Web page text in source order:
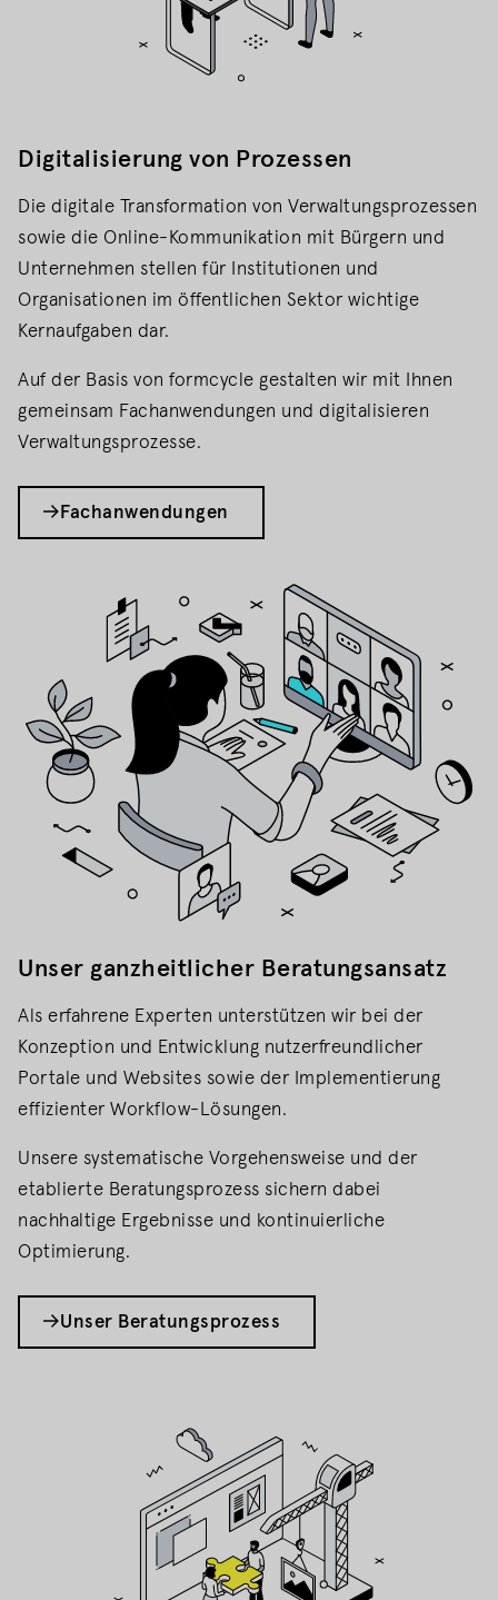
Digitalisierung von Prozessen
Die digitale Transformation von Verwaltungsprozessen
sowie die Online-Kommunikation mit Bürgern und
Unternehmen stellen für Institutionen und
Organisationen im öffentlichen Sektor wichtige
Kernaufgaben dar.
Auf der Basis von formcycle gestalten wir mit Ihnen
gemeinsam Fachanwendungen und digitalisieren
Verwaltungsprozesse.
Fachanwendungen
Unser ganzheitlicher Beratungsansatz
Als erfahrene Experten unterstützen wir bei der
Konzeption und Entwicklung nutzerfreundlicher
Portale und Websites sowie der Implementierung
effizienter Workflow-Lösungen.
Unsere systematische Vorgehensweise und der
etablierte Beratungsprozess sichern dabei
nachhaltige Ergebnisse und kontinuierliche
Optimierung.
Unser Beratungsprozess